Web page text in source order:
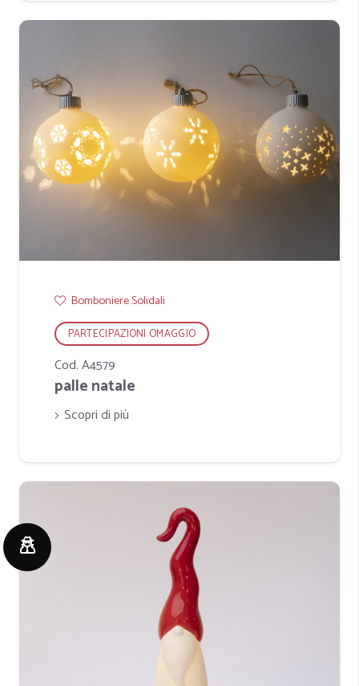
Bomboniere Solidali
PARTECIPAZIONI OMAGGIO
Cod. A4579
palle natale
Scopri di più